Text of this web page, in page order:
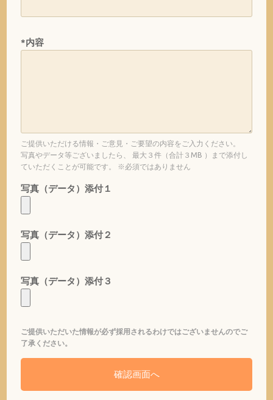
*内容
ご提供いただける情報・ご意見・ご要望の内容をご入力ください。
写真やデータ等ございましたら、 最大３件（合計３MB ）まで添付し
ていただくことが可能です。 ※必須ではありません
写真（データ）添付１
写真（データ）添付２
写真（データ）添付３
ご提供いただいた情報が必ず採用されるわけではございませんのでご
了承ください。